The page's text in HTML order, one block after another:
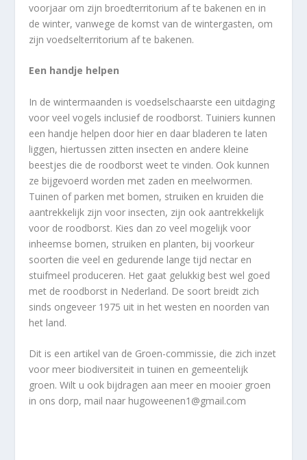
voorjaar om zijn broedterritorium af te bakenen en in
de winter, vanwege de komst van de wintergasten, om
zijn voedselterritorium af te bakenen.
Een handje helpen
In de wintermaanden is voedselschaarste een uitdaging
voor veel vogels inclusief de roodborst. Tuiniers kunnen
een handje helpen door hier en daar bladeren te laten
liggen, hiertussen zitten insecten en andere kleine
beestjes die de roodborst weet te vinden. Ook kunnen
ze bijgevoerd worden met zaden en meelwormen.
Tuinen of parken met bomen, struiken en kruiden die
aantrekkelijk zijn voor insecten, zijn ook aantrekkelijk
voor de roodborst. Kies dan zo veel mogelijk voor
inheemse bomen, struiken en planten, bij voorkeur
soorten die veel en gedurende lange tijd nectar en
stuifmeel produceren. Het gaat gelukkig best wel goed
met de roodborst in Nederland. De soort breidt zich
sinds ongeveer 1975 uit in het westen en noorden van
het land.
Dit is een artikel van de Groen-commissie, die zich inzet
voor meer biodiversiteit in tuinen en gemeentelijk
groen. Wilt u ook bijdragen aan meer en mooier groen
in ons dorp, mail naar hugoweenen1@gmail.com